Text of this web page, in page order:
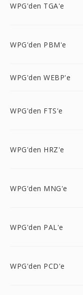
WPG'den TGA'e
WPG'den PBM'e
WPG'den WEBP'e
WPG'den FTS'e
WPG'den HRZ'e
WPG'den MNG'e
WPG'den PAL'e
WPG'den PCD'e